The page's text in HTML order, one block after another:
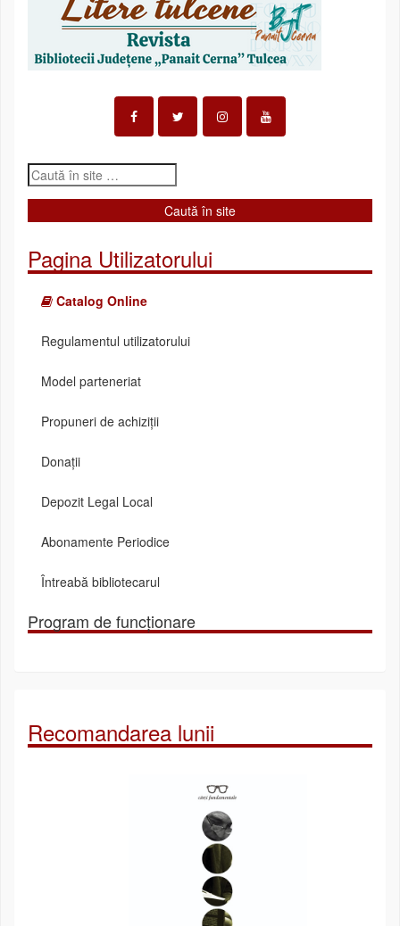
Pagina Utilizatorului
Catalog Online
Regulamentul utilizatorului
Model parteneriat
Propuneri de achiziții
Donații
Depozit Legal Local
Abonamente Periodice
Întreabă bibliotecarul
Program de funcționare
Recomandarea lunii